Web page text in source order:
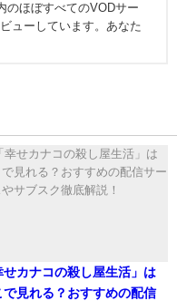
のほぼすべてのVODサー
ューしています。あなた
せカナコの殺し屋生活」は
で見れる？おすすめの配信